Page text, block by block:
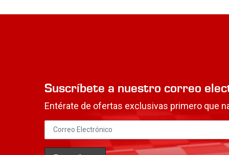
Suscríbete a nuestro correo
Entérate de ofertas exclusivas primero que